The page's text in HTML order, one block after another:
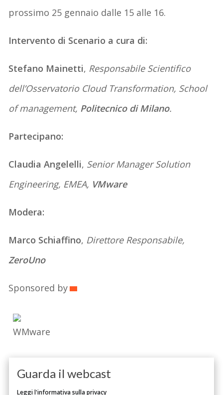
prossimo 25 gennaio dalle 15 alle 16.
Intervento di Scenario a cura di:
Stefano Mainetti, Responsabile Scientifico
dell’Osservatorio Cloud Transformation, School
of management, Politecnico di Milano.
Partecipano:
Claudia Angelelli, Senior Manager Solution
Engineering, EMEA, VMware
Modera:
Marco Schiaffino, Direttore Responsabile,
ZeroUno
Sponsored by
Guarda il webcast
Leggi l'informativa sulla privacy